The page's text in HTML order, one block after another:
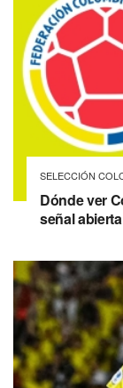
SELECCIÓN
Dónde ver
señal